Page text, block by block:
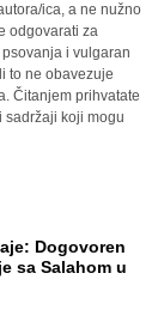
ica, a ne nužno
odgovarati za
i vulgaran
to ne obavezuje
Čitanjem prihvatate
sadržaji koji mogu
Dogovoren
sa Salahom u